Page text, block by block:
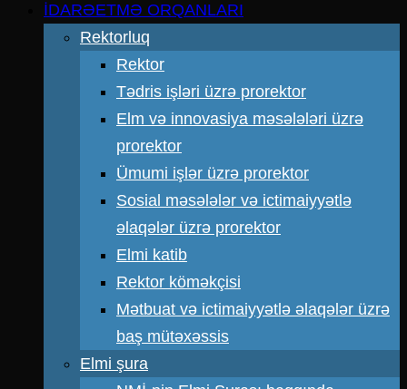
İDARƏETMƏ ORQANLARI
Rektorluq
Rektor
Tədris işləri üzrə prorektor
Elm və innovasiya məsələləri üzrə
prorektor
Ümumi işlər üzrə prorektor
Sosial məsələlər və ictimaiyyətlə
əlaqələr üzrə prorektor
Elmi katib
Rektor köməkçisi
Mətbuat və ictimaiyyətlə əlaqələr üzrə
baş mütəxəssis
Elmi şura